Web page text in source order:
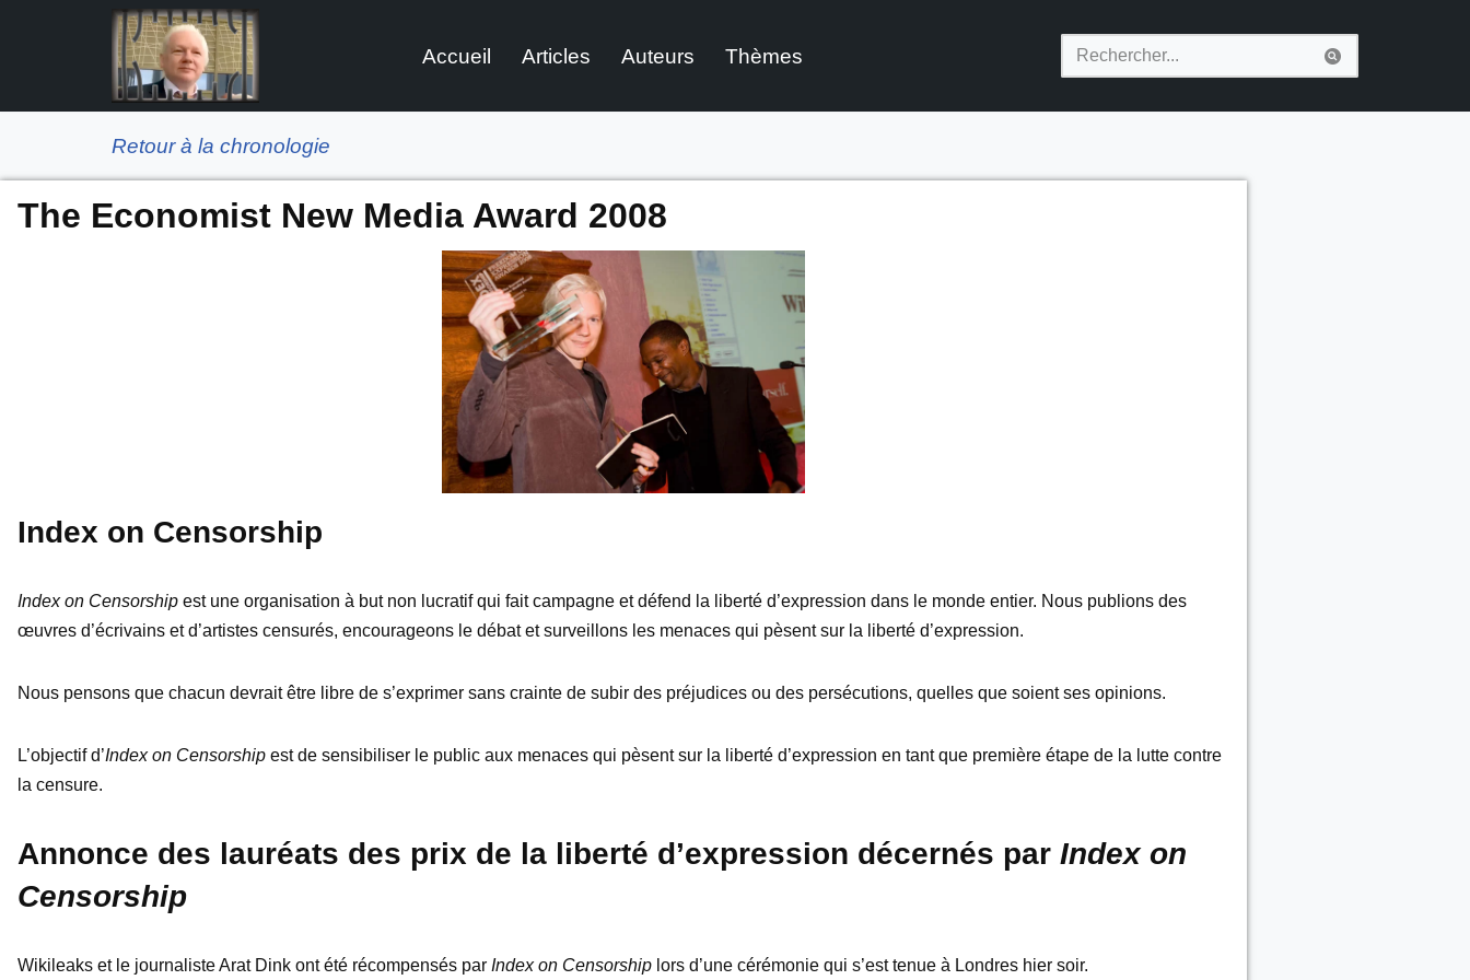
Accueil Articles Auteurs Thèmes
Retour à la chronologie
The Economist New Media Award 2008
Index on Censorship
Index on Censorship est une organisation à but non lucratif qui fait campagne et défend la liberté d’expression dans le monde entier. Nous publions des
œuvres d’écrivains et d’artistes censurés, encourageons le débat et surveillons les menaces qui pèsent sur la liberté d’expression.
Nous pensons que chacun devrait être libre de s’exprimer sans crainte de subir des préjudices ou des persécutions, quelles que soient ses opinions.
L’objectif d’Index on Censorship est de sensibiliser le public aux menaces qui pèsent sur la liberté d’expression en tant que première étape de la lutte contre
la censure.
Annonce des lauréats des prix de la liberté d’expression décernés par Index on
Censorship
Wikileaks et le journaliste Arat Dink ont été récompensés par Index on Censorship lors d’une cérémonie qui s’est tenue à Londres hier soir.